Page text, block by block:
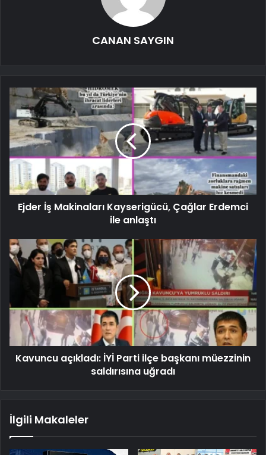
CANAN SAYGIN
Ejder İş Makinaları Kayserigücü, Çağlar Erdemci
ile anlaştı
Kavuncu açıkladı: İYİ Parti ilçe başkanı müezzinin
saldırısına uğradı
İlgili Makaleler